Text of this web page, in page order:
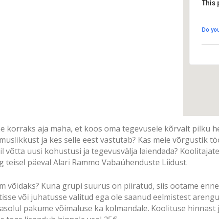
This
Do
korraks aja maha, et koos oma tegevusele kõrvalt pilku
ja kes selle eest vastutab? Kas meie võrgustik
võtta uusi kohustusi ja tegevusvälja laiendada?
teisel päeval Alari Rammo Vabaühenduste Liidust.
võidaks? Kuna grupi suurus on piiratud, siis ootame
või juhatusse valitud ega ole saanud eelmistest
pakume võimaluse ka kolmandale. Koolituse